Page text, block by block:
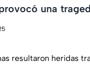
una
resultaron heridas